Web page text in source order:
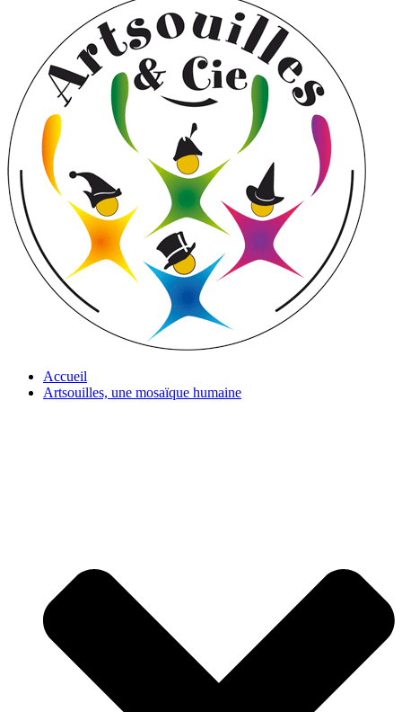
Accueil
Artsouilles, une mosaïque humaine